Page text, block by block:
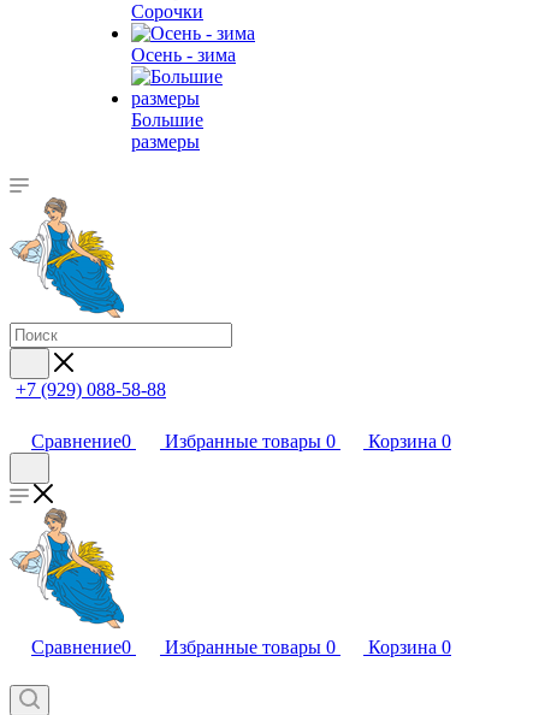
Сорочки
Oсень - зима
Большие
размеры
+7 (929) 088-58-88
Сравнение0 Избранные товары 0 Корзина 0
Сравнение0 Избранные товары 0 Корзина 0